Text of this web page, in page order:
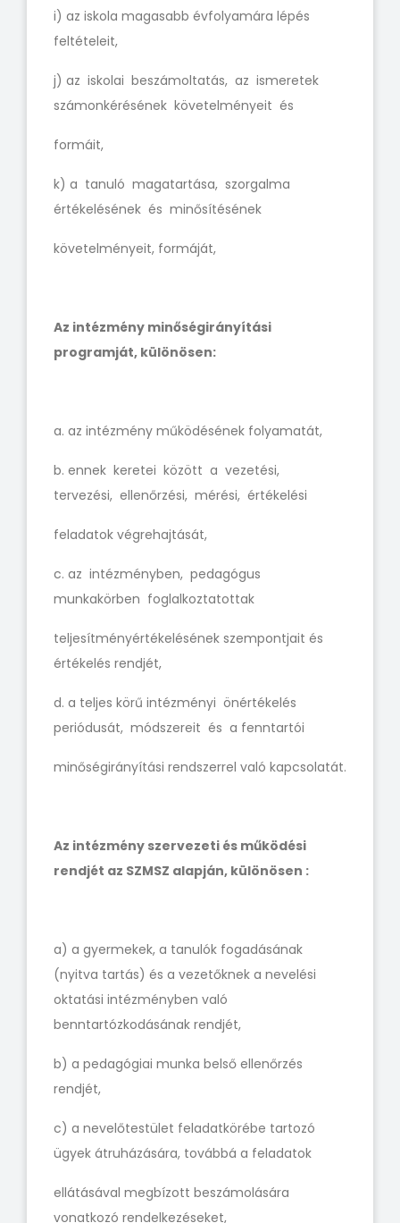
i) az iskola magasabb évfolyamára lépés
feltételeit,
j) az iskolai beszámoltatás, az ismeretek
számonkérésének követelményeit és
formáit,
k) a tanuló magatartása, szorgalma
értékelésének és minősítésének
követelményeit, formáját,
Az intézmény minőségirányítási
programját, különösen:
a. az intézmény működésének folyamatát,
b. ennek keretei között a vezetési,
tervezési, ellenőrzési, mérési, értékelési
feladatok végrehajtását,
c. az intézményben, pedagógus
munkakörben foglalkoztatottak
teljesítményértékelésének szempontjait és
értékelés rendjét,
d. a teljes körű intézményi önértékelés
periódusát, módszereit és a fenntartói
minőségirányítási rendszerrel való kapcsolatát.
Az intézmény szervezeti és működési
rendjét az SZMSZ alapján, különösen :
a) a gyermekek, a tanulók fogadásának
(nyitva tartás) és a vezetőknek a nevelési
oktatási intézményben való
benntartózkodásának rendjét,
b) a pedagógiai munka belső ellenőrzés
rendjét,
c) a nevelőtestület feladatkörébe tartozó
ügyek átruházására, továbbá a feladatok
ellátásával megbízott beszámolására
vonatkozó rendelkezéseket,